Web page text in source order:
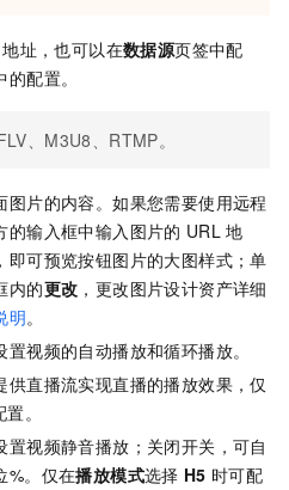
地址，也可以在数据源页签中配
配置。
、M3U8、RTMP。
图片的内容。如果您需要使用远程
的输入框中输入图片的 URL 地
，即可预览按钮图片的大图样式；单
内的更改 ，更改图片设计资产详细
明。
置视频的自动播放和循环播放。
供直播流实现直播的播放效果，仅
。
置视频静音播放；关闭开关，可自
%。仅在播放模式选择 H5 时可配